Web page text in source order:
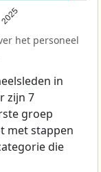
2025
het personeel
in
zijn 7
groep
met stappen
die